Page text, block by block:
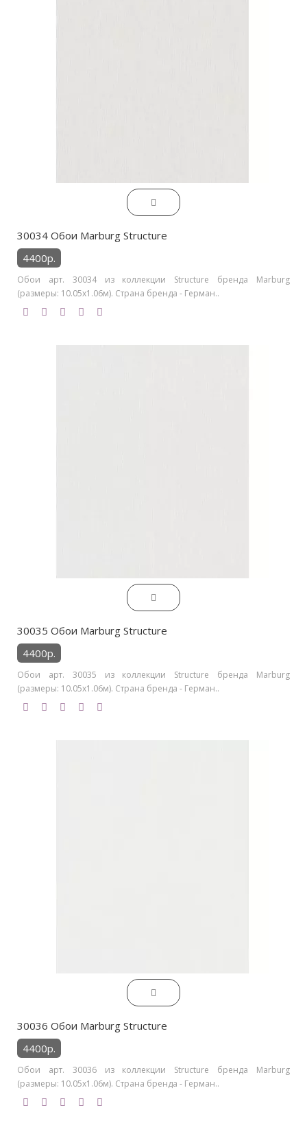
30034 Обои Marburg Structure
4400р.
Обои арт. 30034 из коллекции Structure бренда Marburg
(размеры: 10.05х1.06м). Страна бренда - Герман..
30035 Обои Marburg Structure
4400р.
Обои арт. 30035 из коллекции Structure бренда Marburg
(размеры: 10.05х1.06м). Страна бренда - Герман..
30036 Обои Marburg Structure
4400р.
Обои арт. 30036 из коллекции Structure бренда Marburg
(размеры: 10.05х1.06м). Страна бренда - Герман..